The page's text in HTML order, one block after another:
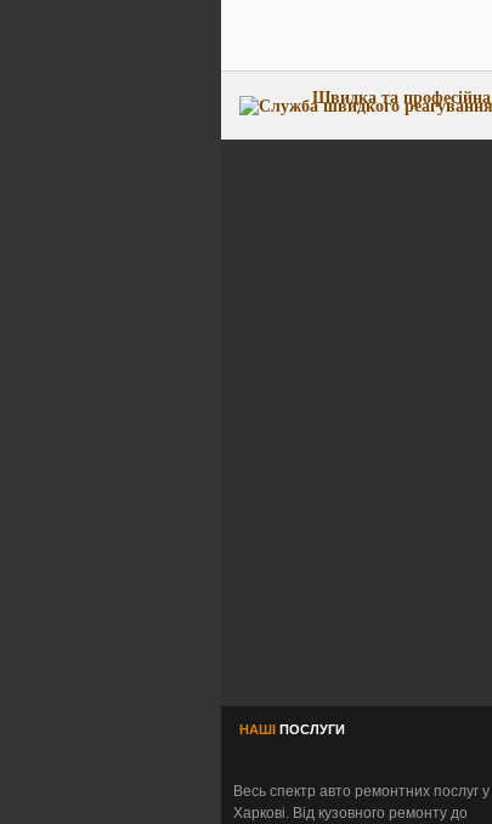
Швидка та професійна
НАШІ ПОСЛУГИ
Весь спектр авто ремонтних послуг у
Харкові. Від кузовного ремонту до